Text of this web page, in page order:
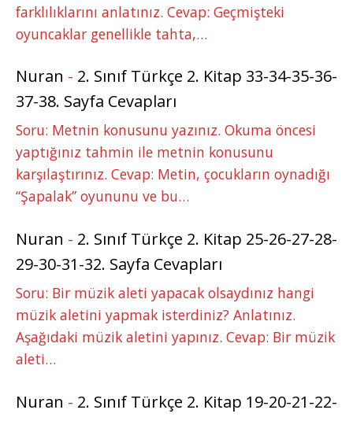
farklılıklarını anlatınız. Cevap: Geçmişteki
oyuncaklar genellikle tahta,…
Nuran - 2. Sınıf Türkçe 2. Kitap 33-34-35-36-
37-38. Sayfa Cevapları
Soru: Metnin konusunu yazınız. Okuma öncesi
yaptığınız tahmin ile metnin konusunu
karşılaştırınız. Cevap: Metin, çocukların oynadığı
“Şapalak” oyununu ve bu…
Nuran - 2. Sınıf Türkçe 2. Kitap 25-26-27-28-
29-30-31-32. Sayfa Cevapları
Soru: Bir müzik aleti yapacak olsaydınız hangi
müzik aletini yapmak isterdiniz? Anlatınız.
Aşağıdaki müzik aletini yapınız. Cevap: Bir müzik
aleti…
Nuran - 2. Sınıf Türkçe 2. Kitap 19-20-21-22-